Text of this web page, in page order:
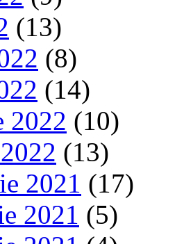
(13)
(8)
(14)
2022 (10)
(13)
2021 (17)
2021 (5)